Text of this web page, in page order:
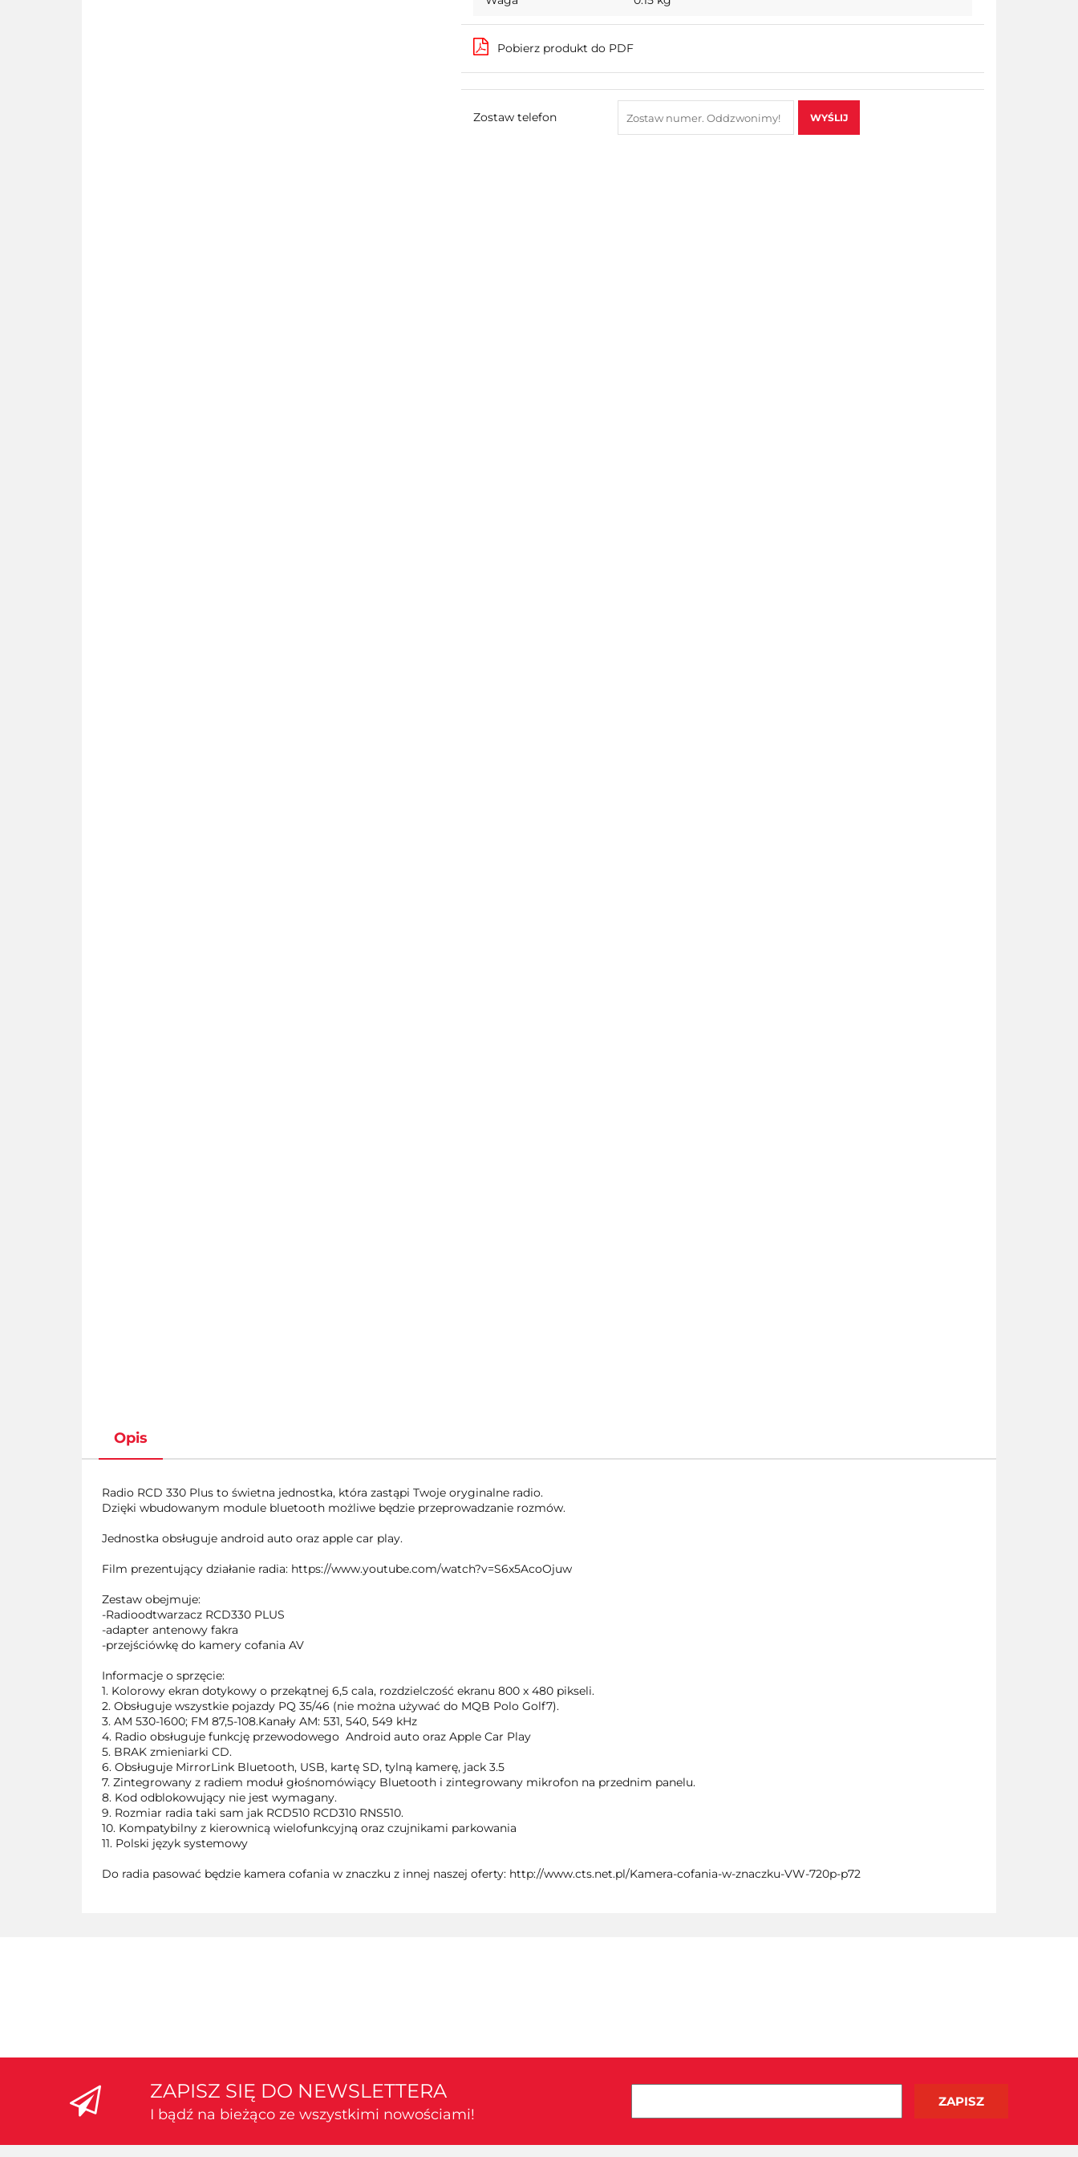
Pobierz produkt do PDF
Zostaw telefon WYŚLIJ
Opis
Radio RCD 330 Plus to świetna jednostka, która zastąpi Twoje oryginalne radio.
Dzięki wbudowanym module bluetooth możliwe będzie przeprowadzanie rozmów.
Jednostka obsługuje android auto oraz apple car play.
Film prezentujący działanie radia: https://www.youtube.com/watch?v=S6x5AcoOjuw
Zestaw obejmuje:
-Radioodtwarzacz RCD330 PLUS
-adapter antenowy fakra
-przejściówkę do kamery cofania AV
Informacje o sprzęcie:
1. Kolorowy ekran dotykowy o przekątnej 6,5 cala, rozdzielczość ekranu 800 x 480 pikseli.
2. Obsługuje wszystkie pojazdy PQ 35/46 (nie można używać do MQB Polo Golf7).
3. AM 530-1600; FM 87,5-108.Kanały AM: 531, 540, 549 kHz
4. Radio obsługuje funkcję przewodowego Android auto oraz Apple Car Play
5. BRAK zmieniarki CD.
6. Obsługuje MirrorLink Bluetooth, USB, kartę SD, tylną kamerę, jack 3.5
7. Zintegrowany z radiem moduł głośnomówiący Bluetooth i zintegrowany mikrofon na przednim panelu.
8. Kod odblokowujący nie jest wymagany.
9. Rozmiar radia taki sam jak RCD510 RCD310 RNS510.
10. Kompatybilny z kierownicą wielofunkcyjną oraz czujnikami parkowania
11. Polski język systemowy
Do radia pasować będzie kamera cofania w znaczku z innej naszej oferty: http://www.cts.net.pl/Kamera-cofania-w-znaczku-VW-720p-p72
ZAPISZ SIĘ DO NEWSLETTERA
I bądź na bieżąco ze wszystkimi nowościami!